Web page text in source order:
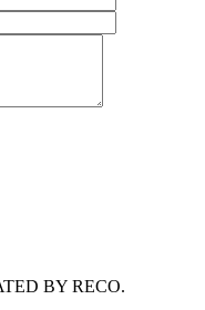
BY RECO.